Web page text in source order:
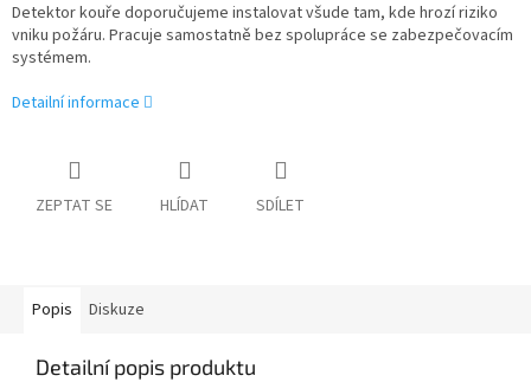
Detektor kouře doporučujeme instalovat všude tam, kde hrozí riziko
vniku požáru. Pracuje samostatně bez spolupráce se zabezpečovacím
systémem.
Detailní informace
ZEPTAT SE HLÍDAT SDÍLET
Popis Diskuze
Detailní popis produktu